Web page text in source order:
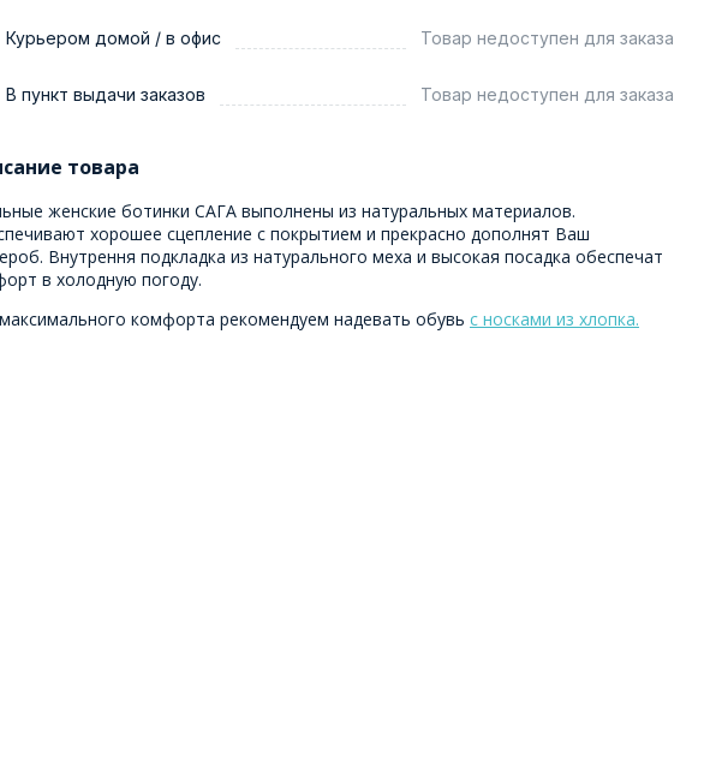
Курьером домой / в офис Товар недоступен для заказа
В пункт выдачи заказов Товар недоступен для заказа
товара
женские ботинки САГА выполнены из натуральных материалов.
хорошее сцепление с покрытием и прекрасно дополнят Ваш
Внутрення подкладка из натурального меха и высокая посадка обеспечат
в холодную погоду.
комфорта рекомендуем надевать обувь с носками из хлопка.